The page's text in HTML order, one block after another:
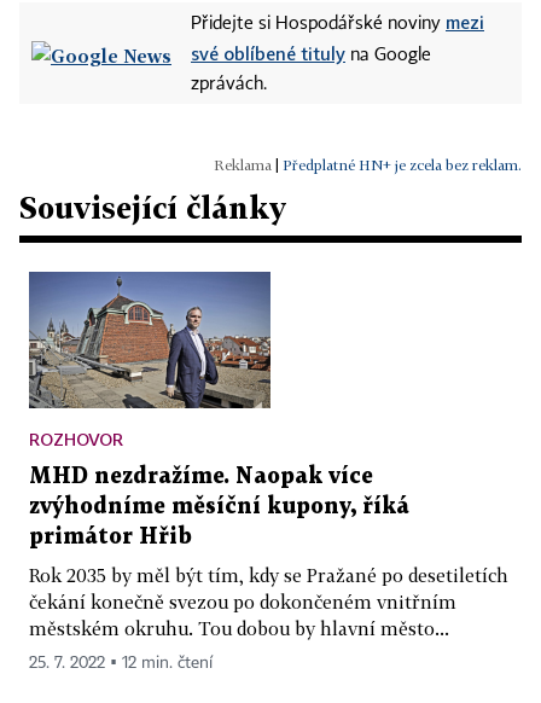
Přidejte si Hospodářské noviny mezi
své oblíbené tituly na Google
zprávách.
Předplatné HN+ je zcela bez reklam.
Související články
ROZHOVOR
MHD nezdražíme. Naopak více
zvýhodníme měsíční kupony, říká
primátor Hřib
Rok 2035 by měl být tím, kdy se Pražané po desetiletích
čekání konečně svezou po dokončeném vnitřním
městském okruhu. Tou dobou by hlavní město...
25. 7. 2022 ▪ 12 min. čtení